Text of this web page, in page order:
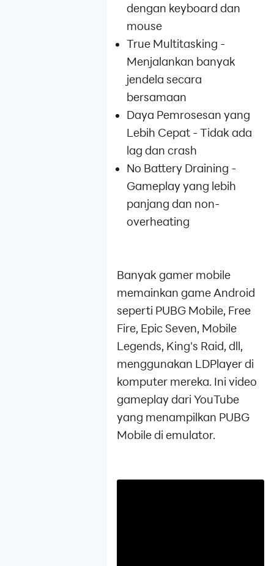
dengan keyboard dan
mouse
True Multitasking -
Menjalankan banyak
jendela secara
bersamaan
Daya Pemrosesan yang
Lebih Cepat - Tidak ada
lag dan crash
No Battery Draining -
Gameplay yang lebih
panjang dan non-
overheating
Banyak gamer mobile
memainkan game Android
seperti PUBG Mobile, Free
Fire, Epic Seven, Mobile
Legends, King's Raid, dll,
menggunakan LDPlayer di
komputer mereka. Ini video
gameplay dari YouTube
yang menampilkan PUBG
Mobile di emulator.